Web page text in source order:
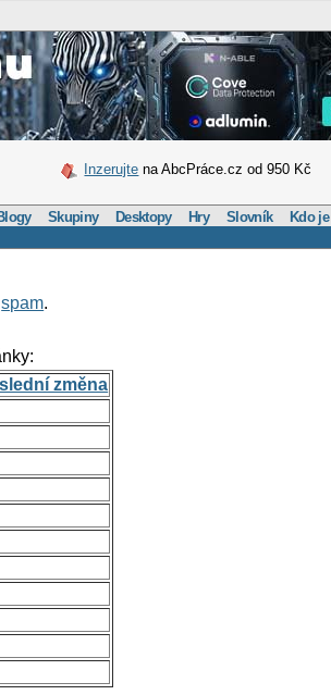
Inzerujte na AbcPráce.cz od 950 Kč
Skupiny Desktopy Hry Slovník Kdo je
spam.
změna